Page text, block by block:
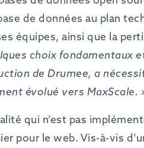
de données au plan
équipes, ainsi que la
choix fondamentaux
de Drumee, a
évolué vers MaxScale.
qui n’est pas
pour le web. Vis-à-vis